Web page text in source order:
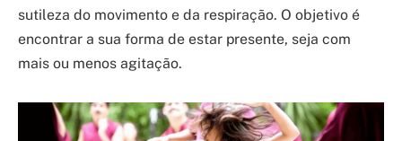
sutileza do movimento e da respiração. O objetivo é
encontrar a sua forma de estar presente, seja com
mais ou menos agitação.